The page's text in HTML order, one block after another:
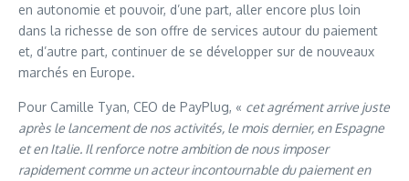
en autonomie et pouvoir, d’une part, aller encore plus loin
dans la richesse de son offre de services autour du paiement
et, d’autre part, continuer de se développer sur de nouveaux
marchés en Europe.
Pour Camille Tyan, CEO de PayPlug, « cet agrément arrive juste
après le lancement de nos activités, le mois dernier, en Espagne
et en Italie. Il renforce notre ambition de nous imposer
rapidement comme un acteur incontournable du paiement en